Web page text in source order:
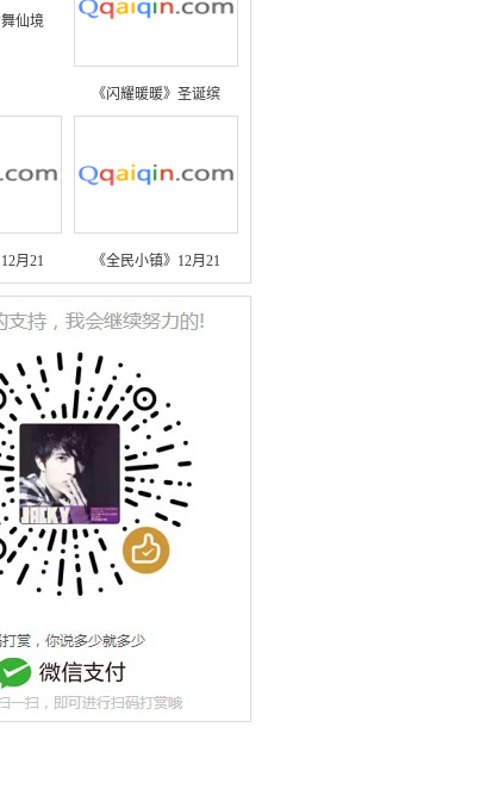
舞仙境
《闪耀暖暖》圣诞缤
月21 《全民小镇》12月21